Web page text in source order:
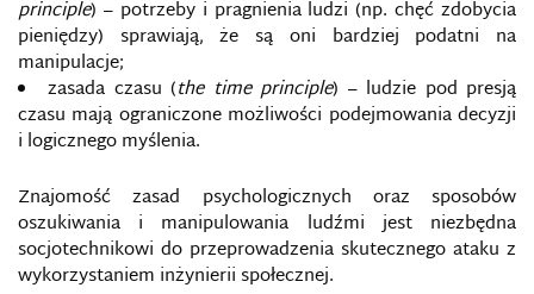
principle) – potrzeby i pragnienia ludzi (np. chęć zdobycia
pieniędzy) sprawiają, że są oni bardziej podatni na
manipulacje;
zasada czasu (the time principle) – ludzie pod presją
czasu mają ograniczone możliwości podejmowania decyzji
i logicznego myślenia.
Znajomość zasad psychologicznych oraz sposobów
oszukiwania i manipulowania ludźmi jest niezbędna
socjotechnikowi do przeprowadzenia skutecznego ataku z
wykorzystaniem inżynierii społecznej.
CYBERWOJNA
CYBERZAGROŻENIA
CYFROWE DANE GEOGRAFICZNE